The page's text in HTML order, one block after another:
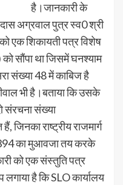
है।जानकारी के
दास अग्रवाल पुत्र स्व0 श्री
एक शिकायती पत्र विशेष
सौंपा था जिसमें घनश्याम
संख्या 48 में काबिज है
भी है।बताया कि उसके
संरचना संख्या
जिनका राष्ट्रीय राजमार्ग
का मुआवजा तय करके
को एक संस्तुति पत्र
लगाया है कि SLO कार्यालय